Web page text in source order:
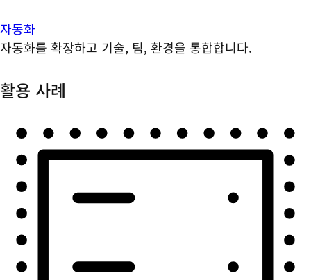
자동화
자동화를 확장하고 기술, 팀, 환경을 통합합니다.
활용 사례